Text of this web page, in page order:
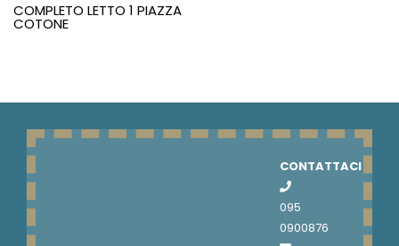
COMPLETO LETTO 1 PIAZZA
COTONE
CONTATTACI
095
0900876